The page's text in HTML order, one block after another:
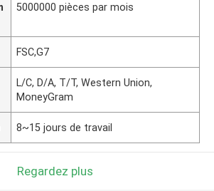
5000000 pièces par mois
FSC,G7
L/C, D/A, T/T, Western Union,
MoneyGram
8~15 jours de travail
Regardez plus